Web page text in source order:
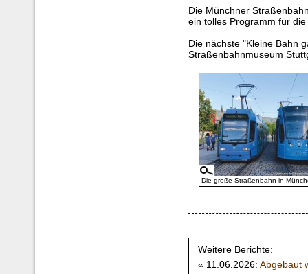
Die Münchner
ein tolles Programm für
Die nächste "Kleine Bahn
Straßenbahnmuseum
Die große Straßenbahn in
Weitere Berichte:
« 11.06.2026: Abgebaut